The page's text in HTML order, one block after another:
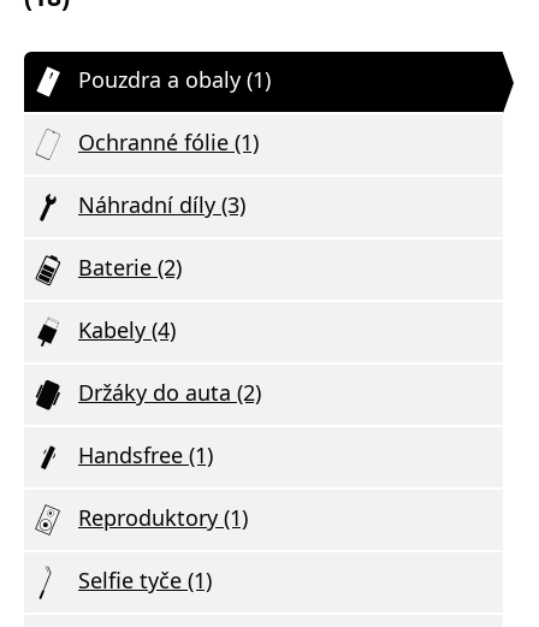
Pouzdra a obaly (1)
Ochranné fólie (1)
Náhradní díly (3)
Baterie (2)
Kabely (4)
Držáky do auta (2)
Handsfree (1)
Reproduktory (1)
Selfie tyče (1)